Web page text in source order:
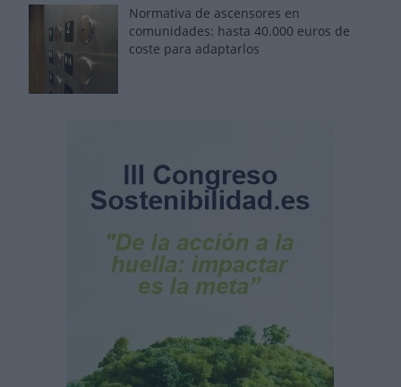
Normativa de ascensores en
comunidades: hasta 40.000 euros de
coste para adaptarlos